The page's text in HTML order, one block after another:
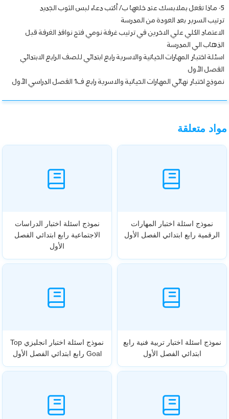
5- ماذا تفعل بملابسك عند خلعها ب/ أكتب دعاء لبس الثوب الجديد
ترتيب السرير بعد العودة من المدرسة
الاعتماد الكلي علي الاخرين في ترتيب غرفة نومي فتح نوافذ الغرفة قبل
الذهاب الي المدرسة
اسئلة اختبار المهارات الحياتية والاسرية رابع ابتدائي للصف الرابع الابتدائي
الفصل الأول
نموذج اختبار نهائي المهارات الحياتية والاسرية رابع ف1 الفصل الدراسي الأول
مواد متعلقة
نموذج اسئلة اختبار المهارات
الرقمية رابع ابتدائي الفصل الأول
نموذج اسئلة اختبار الدراسات
الاجتماعية رابع ابتدائي الفصل
الأول
نموذج اسئلة اختبار تربية فنية رابع
ابتدائي الفصل الأول
نموذج اسئلة اختبار انجليزي Top
Goal رابع ابتدائي الفصل الأول